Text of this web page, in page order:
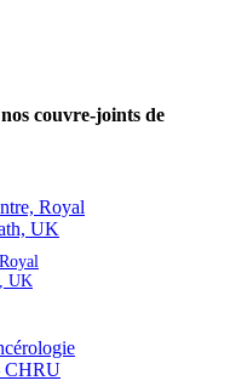
couvre-joints de
UK